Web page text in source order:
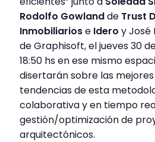
Rodolfo Gowlandde Trust
Inmobiliariose Idero y José
de Graphisoft, el jueves 30
18:50 hs en ese mismo
disertarán sobre las
tendencias de esta
colaborativa y en tiempo
gestión/optimización de
arquitectónicos.